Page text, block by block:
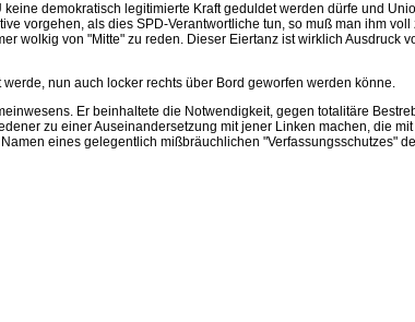
demokratisch legitimierte Kraft geduldet werden dürfe und
vorgehen, als dies SPD-Verantwortliche tun, so muß man ihm
wolkig von "Mitte" zu reden. Dieser Eiertanz ist wirklich Ausdruck
nun auch locker rechts über Bord geworfen werden könne.
Er beinhaltete die Notwendigkeit, gegen totalitäre
zu einer Auseinandersetzung mit jener Linken machen, die
eines gelegentlich mißbräuchlichen "Verfassungsschutzes"